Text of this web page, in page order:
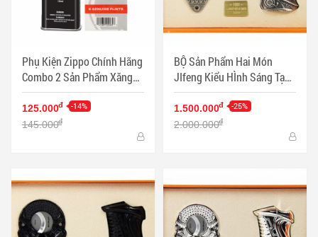
Phụ Kiện Zippo Chính Hãng
Combo 2 Sản Phẩm Xăng
Và Đá - Mã SP: ZPC3338
125.000đ -14%
145.000đ
BỘ Sản Phẩm Hai Món
JIfeng Kiểu HÌnh Sáng Tạo
Sang TRọng - Mã SP:
PKXG355
1.500.000đ -25%
2.000.000đ